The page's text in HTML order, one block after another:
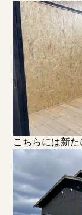
こちらには新